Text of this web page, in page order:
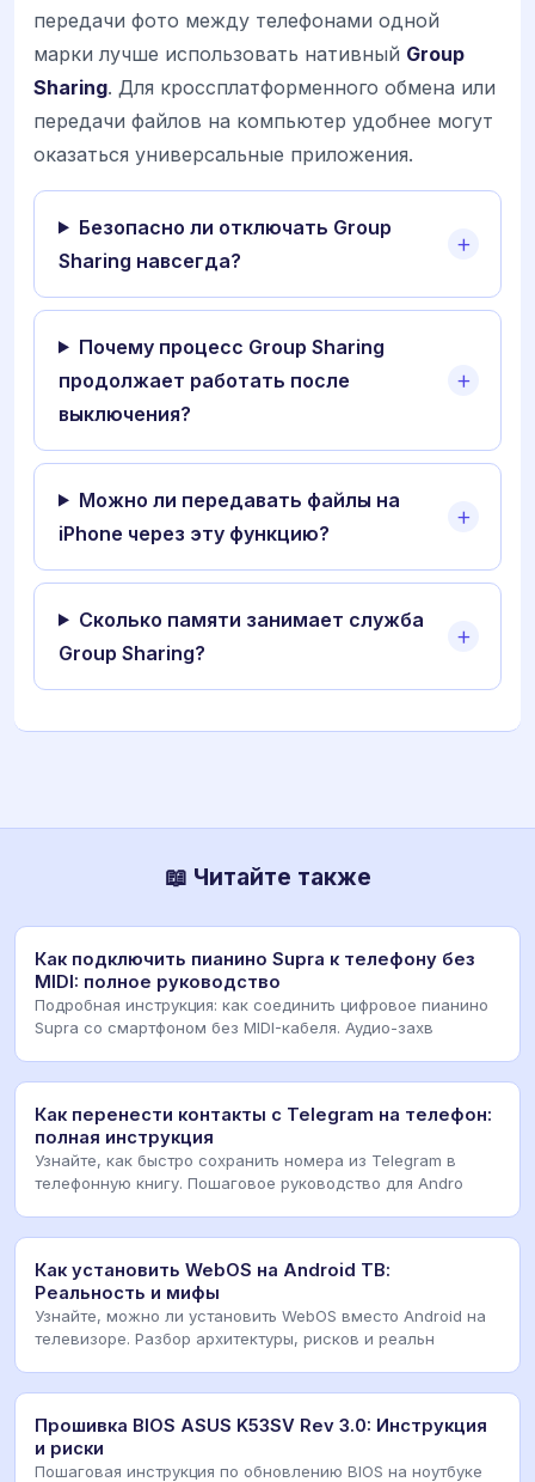
передачи фото между телефонами одной
марки лучше использовать нативный Group
Sharing. Для кроссплатформенного обмена или
передачи файлов на компьютер удобнее могут
оказаться универсальные приложения.
Безопасно ли отключать Group
Sharing навсегда?
Почему процесс Group Sharing
продолжает работать после
выключения?
Можно ли передавать файлы на
iPhone через эту функцию?
Сколько памяти занимает служба
Group Sharing?
📖 Читайте также
Как подключить пианино Supra к телефону без
MIDI: полное руководство
Подробная инструкция: как соединить цифровое пианино
Supra со смартфоном без MIDI-кабеля. Аудио-захв
Как перенести контакты с Telegram на телефон:
полная инструкция
Узнайте, как быстро сохранить номера из Telegram в
телефонную книгу. Пошаговое руководство для Andro
Как установить WebOS на Android ТВ:
Реальность и мифы
Узнайте, можно ли установить WebOS вместо Android на
телевизоре. Разбор архитектуры, рисков и реальн
Прошивка BIOS ASUS K53SV Rev 3.0: Инструкция
и риски
Пошаговая инструкция по обновлению BIOS на ноутбуке